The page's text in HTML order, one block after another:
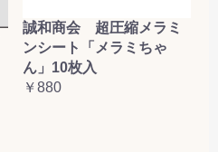
誠和商会 超圧縮メラミ
ンシート「メラミちゃ
ん」10枚入
￥880